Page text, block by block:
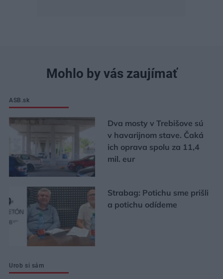
Mohlo by vás zaujímať
ASB.sk
Dva mosty v Trebišove sú
v havarijnom stave. Čaká
ich oprava spolu za 11,4
mil. eur
Strabag: Potichu sme prišli
a potichu odídeme
Urob si sám